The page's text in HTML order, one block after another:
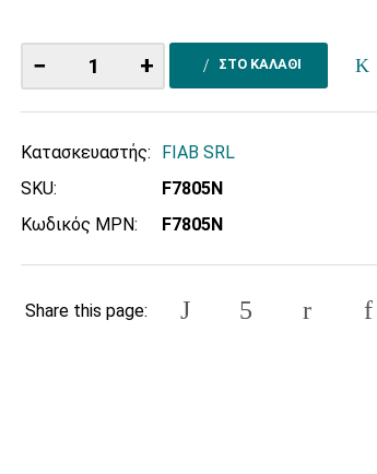
− + ΣΤΟ ΚΑΛΑΘΙ
Κατασκευαστής:
FIAB SRL
SKU:
F7805N
Κωδικός MPN:
F7805N
Share this page: